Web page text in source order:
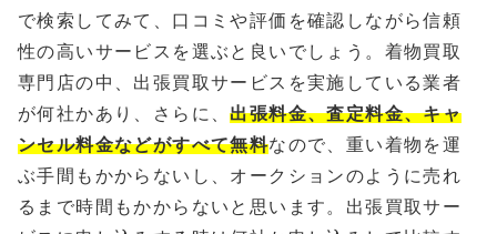
で検索してみて、口コミや評価を確認しながら信頼
性の高いサービスを選ぶと良いでしょう。着物買取
専門店の中、出張買取サービスを実施している業者
が何社かあり、さらに、出張料金、査定料金、キャ
ンセル料金などがすべて無料なので、重い着物を運
ぶ手間もかからないし、オークションのように売れ
るまで時間もかからないと思います。出張買取サー